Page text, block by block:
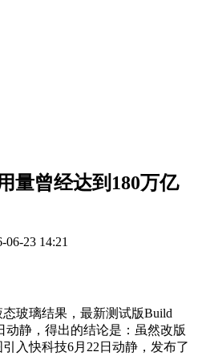
量曾经达到180万亿
06-23 14:21
玻璃结果，最新测试版Build
动静，得出的结论是：虽然改版
入快科技6月22日动静，发布了